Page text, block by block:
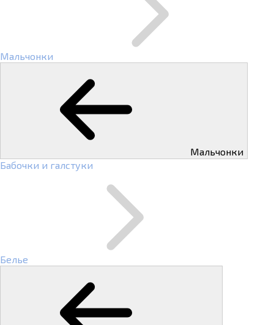
Мальчонки
Мальчонки
Бабочки и галстуки
Белье